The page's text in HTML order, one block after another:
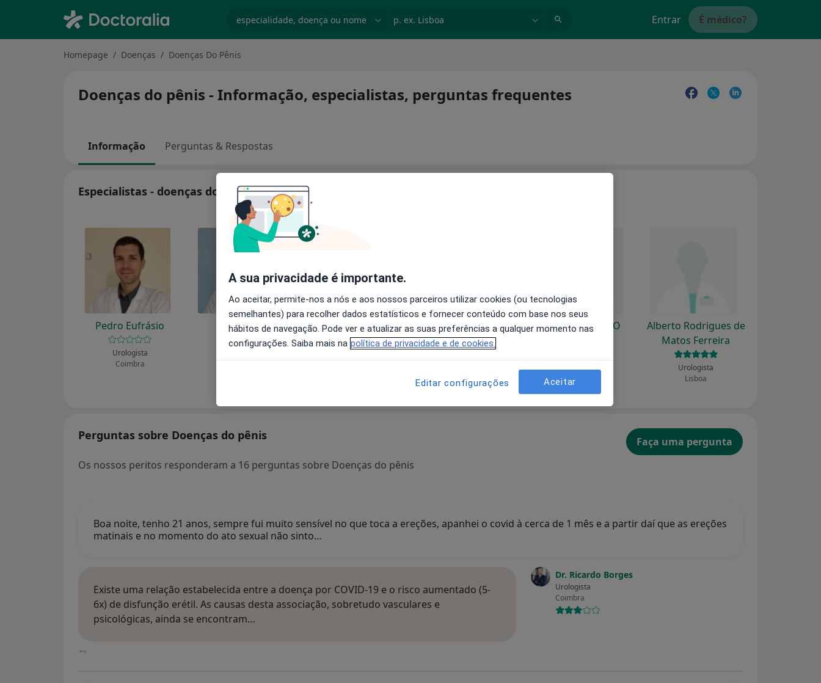
Entrar É médico?
Homepage Doenças Doenças Do Pênis
Doenças do pênis - Informação, especialistas, perguntas frequentes
Informação Perguntas & Respostas
Especialistas - doenças do pênis
Pedro Eufrásio
Urologista
Coimbra
Gil Falcão
Adriana C Azevedo
Teixeira
Adriano Fernandes
Pimenta
Porto
Alberto Carlos O
Urologista
Custóias Mts
Alberto Rodrigues de
Matos Ferreira
Urologista
Lisboa
Perguntas sobre Doenças do pênis
Faça uma pergunta
Os nossos peritos responderam a 16 perguntas sobre Doenças do pênis
Boa noite, tenho 21 anos, sempre fui muito sensível no que toca a ereções, apanhei o covid à cerca de 1 mês e a partir daí que as ereções
matinais e no momento do ato sexual não sinto…
Dr. Ricardo Borges
Urologista
Coimbra
Existe uma relação estabelecida entre a doença por COVID-19 e o risco aumentado (5-
6x) de disfunção erétil. As causas desta associação, sobretudo vasculares e
psicológicas, ainda se encontram…
A sua privacidade é importante.
Ao aceitar, permite-nos a nós e aos nossos parceiros utilizar cookies (ou tecnologias
semelhantes) para recolher dados estatísticos e fornecer conteúdo com base nos seus
hábitos de navegação. Pode ver e atualizar as suas preferências a qualquer momento nas
configurações. Saiba mais na política de privacidade e de cookies.
Editar configurações Aceitar